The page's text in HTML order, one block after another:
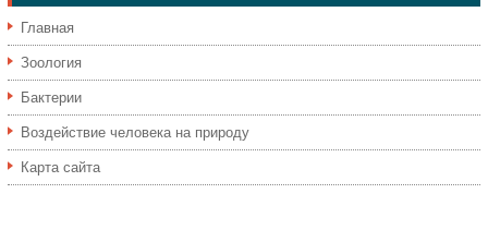
Главная
Зоология
Бактерии
Воздействие человека на природу
Карта сайта